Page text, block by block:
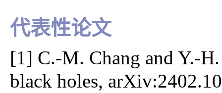
代表性论文
[1] C.-M. Chang and Y.-
black holes,